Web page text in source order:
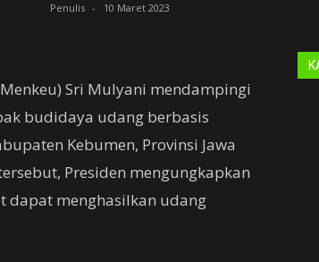
Penulis - 10 Maret 2023
Sri Mulyani mendampingi
budidaya udang berbasis
Kebumen, Provinsi Jawa
Presiden mengungkapkan
dapat menghasilkan udang